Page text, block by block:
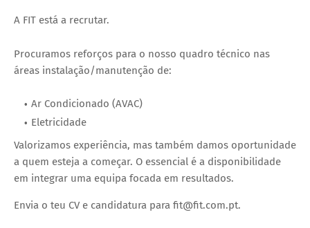
A FIT está a recrutar.
Procuramos reforços para o nosso quadro técnico nas
áreas instalação/manutenção de:
Ar Condicionado (AVAC)
Eletricidade
Valorizamos experiência, mas também damos oportunidade
a quem esteja a começar. O essencial é a disponibilidade
em integrar uma equipa focada em resultados.
Envia o teu CV e candidatura para fit@fit.com.pt.